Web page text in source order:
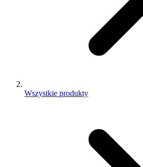
Wszystkie produkty